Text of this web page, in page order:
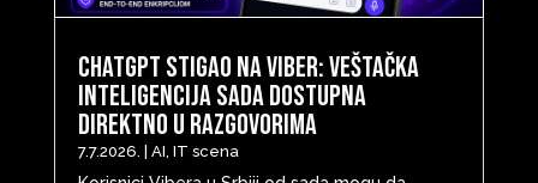
ChatGPT stigao na Viber: Veštačka
inteligencija sada dostupna
direktno u razgovorima
7.7.2026. AI, IT scena